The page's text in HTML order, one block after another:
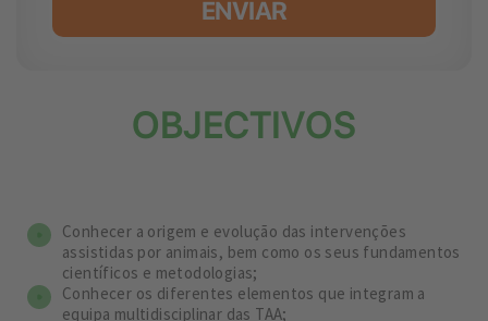
ENVIAR
OBJECTIVOS
Conhecer a origem e evolução das intervenções
assistidas por animais, bem como os seus fundamentos
científicos e metodologias;
Conhecer os diferentes elementos que integram a
equipa multidisciplinar das TAA;